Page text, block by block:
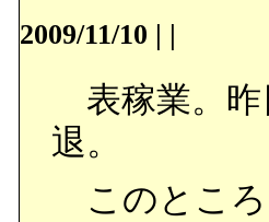
2009/11/10 | |
表稼業。昨
退。
このところ